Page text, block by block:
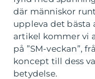
där människor
uppleva det bästa
artikel kommer vi
på ”SM-veckan”,
koncept till dess
betydelse.